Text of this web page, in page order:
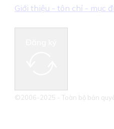
Giới thiệu - tôn chỉ - mục
©2006-2025 - Toàn bộ bản